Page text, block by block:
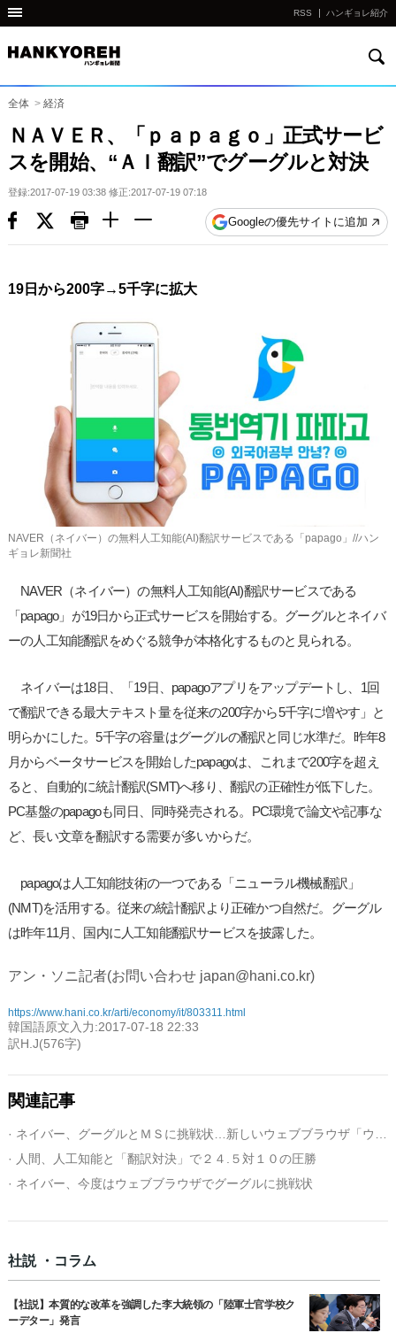
他
国
の
サ
イ
ト
の
リ
ク
RSS ハンギョレ紹介
全体 > 経済
ＮＡＶＥＲ、「ｐａｐａｇｏ」正式サービ
スを開始、“ＡＩ翻訳”でグーグルと対決
登録:2017-07-19 03:38 修正:2017-07-19 07:18
Googleの優先サイトに追加
19日から200字→5千字に拡大
NAVER（ネイバー）の無料人工知能(AI)翻訳サービスである「papago」//ハン
ギョレ新聞社
NAVER（ネイバー）の無料人工知能(AI)翻訳サービスである
「papago」が19日から正式サービスを開始する。グーグルとネイバ
ーの人工知能翻訳をめぐる競争が本格化するものと見られる。
ネイバーは18日、「19日、papagoアプリをアップデートし、1回
で翻訳できる最大テキスト量を従来の200字から5千字に増やす」と
明らかにした。5千字の容量はグーグルの翻訳と同じ水準だ。昨年8
月からベータサービスを開始したpapagoは、これまで200字を超え
ると、自動的に統計翻訳(SMT)へ移り、翻訳の正確性が低下した。
PC基盤のpapagoも同日、同時発売される。PC環境で論文や記事な
ど、長い文章を翻訳する需要が多いからだ。
papagoは人工知能技術の一つである「ニューラル機械翻訳」
(NMT)を活用する。従来の統計翻訳より正確かつ自然だ。グーグル
は昨年11月、国内に人工知能翻訳サービスを披露した。
アン・ソニ記者(お問い合わせ japan@hani.co.kr)
https://www.hani.co.kr/arti/economy/it/803311.html
韓国語原文入力:2017-07-18 22:33
訳H.J(576字)
関連記事
· 人間、人工知能と「翻訳対決」で２４.５対１０の圧勝
· ネイバー、今度はウェブブラウザでグーグルに挑戦状
社説 ・コラム
【社説】本質的な改革を強調した李大統領の「陸軍士官学校ク
ーデター」発言